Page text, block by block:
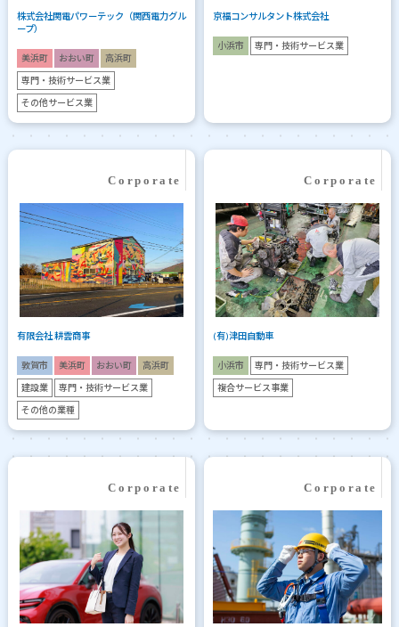
株式会社関電パワーテック（関西電力グル
ープ）
美浜町 おおい町 高浜町
専門・技術サービス業
その他サービス業
京福コンサルタント株式会社
小浜市 専門・技術サービス業
有限会社 耕雲商事
敦賀市 美浜町 おおい町 高浜町
建設業 専門・技術サービス業
その他の業種
(有)津田自動車
小浜市 専門・技術サービス業
複合サービス事業